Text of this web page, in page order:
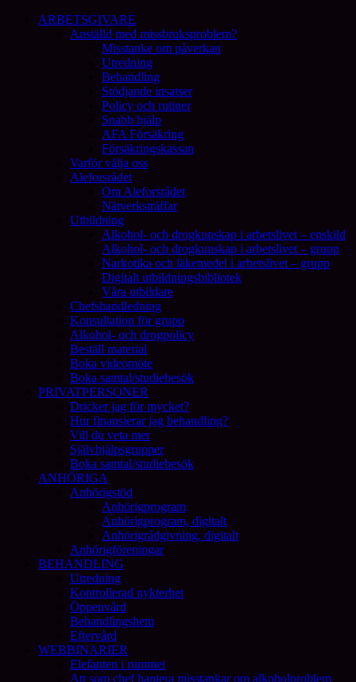
ARBETSGIVARE
Anställd med missbruksproblem?
Misstanke om påverkan
Utredning
Behandling
Stödjande insatser
Policy och rutiner
Snabb hjälp
AFA Försäkring
Försäkringskassan
Varför välja oss
Aleforsrådet
Om Aleforsrådet
Nätverksträffar
Utbildning
Alkohol- och drogkunskap i arbetslivet – enskild
Alkohol- och drogkunskap i arbetslivet – grupp
Narkotika och läkemedel i arbetslivet – grupp
Digitalt utbildningsbibliotek
Våra utbildare
Chefshandledning
Konsultation för grupp
Alkohol- och drogpolicy
Beställ material
Boka videomöte
Boka samtal/studiebesök
PRIVATPERSONER
Dricker jag för mycket?
Hur finansierar jag behandling?
Vill du veta mer
Självhjälpsgrupper
Boka samtal/studiebesök
ANHÖRIGA
Anhörigstöd
Anhörigprogram
Anhörigprogram, digitalt
Anhörigrådgivning, digitalt
Anhörigföreningar
BEHANDLING
Utredning
Kontrollerad nykterhet
Öppenvård
Behandlingshem
Eftervård
WEBBINARIER
Elefanten i rummet
Att som chef hantera misstankar om alkoholproblem